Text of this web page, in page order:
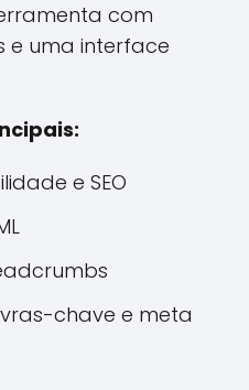
com
e uma interface
e SEO
chave e meta